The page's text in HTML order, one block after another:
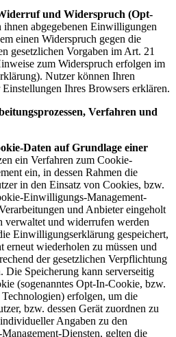
und Widerspruch (Opt-
abgegebenen Einwilligungen
einen Widerspruch gegen die
gesetzlichen Vorgaben im Art. 21
zum Widerspruch erfolgen im
Nutzer können Ihren
Ihres Browsers erklären.
Verfahren und
Daten auf Grundlage einer
ein Verfahren zum Cookie-
ein, in dessen Rahmen die
in den Einsatz von Cookies, bzw.
Einwilligungs-Management-
und Anbieter eingeholt
verwaltet und widerrufen werden
Einwilligungserklärung gespeichert,
erneut wiederholen zu müssen und
der gesetzlichen Verpflichtung
Die Speicherung kann serverseitig
(sogenanntes Opt-In-Cookie, bzw.
erfolgen, um die
bzw. dessen Gerät zuordnen zu
Angaben zu den
Diensten, gelten die